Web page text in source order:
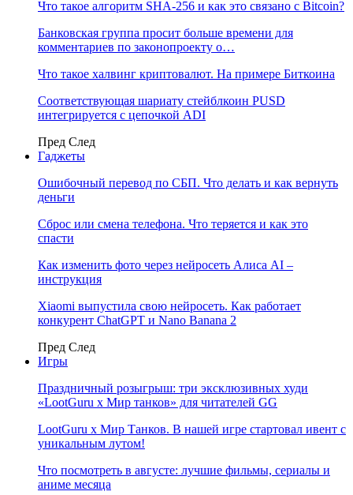
Что такое алгоритм SHA-256 и как это связано с Bitcoin?
Банковская группа просит больше времени для
комментариев по законопроекту о…
Что такое халвинг криптовалют. На примере Биткоина
Соответствующая шариату стейблкоин PUSD
интегрируется с цепочкой ADI
Пред След
Гаджеты
Ошибочный перевод по СБП. Что делать и как вернуть
деньги
Сброс или смена телефона. Что теряется и как это
спасти
Как изменить фото через нейросеть Алиса AI –
инструкция
Xiaomi выпустила свою нейросеть. Как работает
конкурент ChatGPT и Nano Banana 2
Пред След
Игры
Праздничный розыгрыш: три эксклюзивных худи
«LootGuru х Мир танков» для читателей GG
LootGuru x Мир Танков. В нашей игре стартовал ивент с
уникальным лутом!
Что посмотреть в августе: лучшие фильмы, сериалы и
аниме месяца